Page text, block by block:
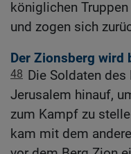
königlichen
und zogen sich
Der Zionsberg wird
48 Die Soldaten
Jerusalem hinauf,
zum Kampf zu
kam mit dem